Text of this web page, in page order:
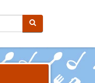
Sökfras: